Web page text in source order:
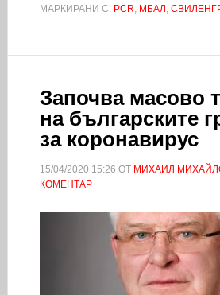
МАРКИРАНИ С: PCR, МБАЛ ,
Започва масово
на българските
за коронавирус
15/04/2020 15:26 ОТ МИХАИЛ
КОМЕНТАР